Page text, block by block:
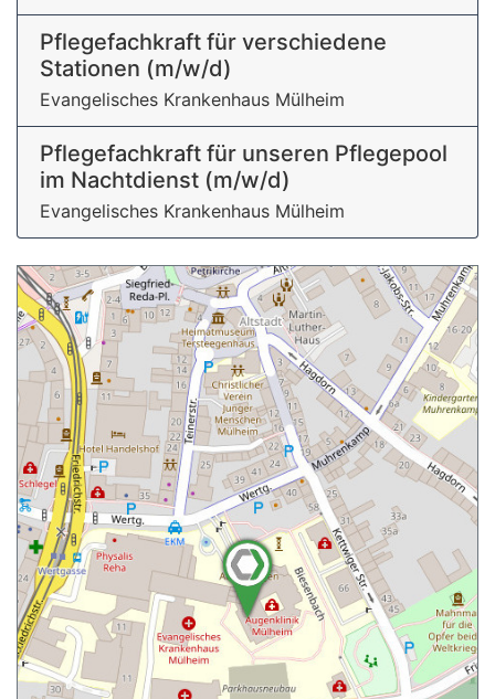
Pflegefachkraft für verschiedene
Stationen (m/w/d)
Evangelisches Krankenhaus Mülheim
Pflegefachkraft für unseren Pflegepool
im Nachtdienst (m/w/d)
Evangelisches Krankenhaus Mülheim